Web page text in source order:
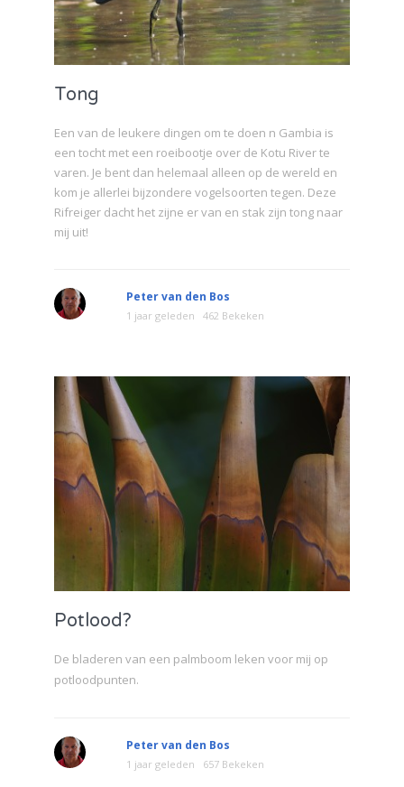
Tong
Een van de leukere dingen om te doen n Gambia is
een tocht met een roeibootje over de Kotu River te
varen. Je bent dan helemaal alleen op de wereld en
kom je allerlei bijzondere vogelsoorten tegen. Deze
Rifreiger dacht het zijne er van en stak zijn tong naar
mij uit!
Peter van den Bos
1 jaar geleden 462 Bekeken
Potlood?
De bladeren van een palmboom leken voor mij op
potloodpunten.
Peter van den Bos
1 jaar geleden 657 Bekeken